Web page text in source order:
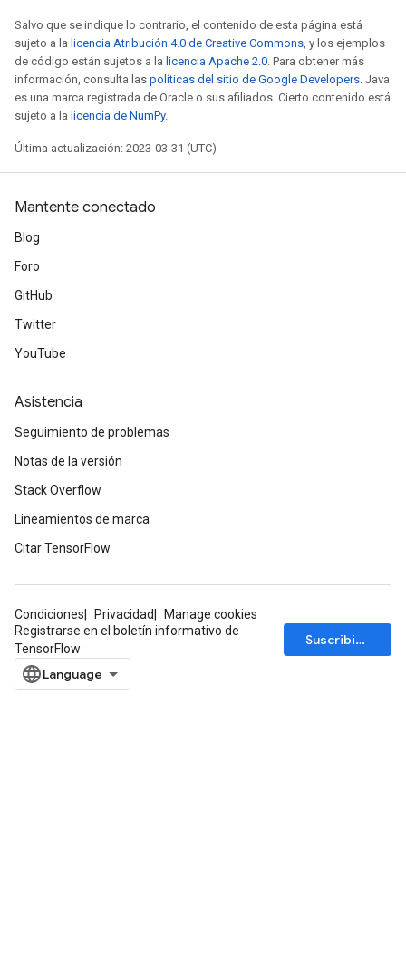
Salvo que se indique lo contrario, el contenido de esta página está
sujeto a la licencia Atribución 4.0 de Creative Commons, y los ejemplos
de código están sujetos a la licencia Apache 2.0. Para obtener más
información, consulta las políticas del sitio de Google Developers. Java
es una marca registrada de Oracle o sus afiliados. Cierto contenido está
sujeto a la licencia de NumPy.
Última actualización: 2023-03-31 (UTC)
Mantente conectado
Blog
Foro
GitHub
Twitter
YouTube
Asistencia
Seguimiento de problemas
Notas de la versión
Stack Overflow
Lineamientos de marca
Citar TensorFlow
Condiciones Privacidad
Manage cookies
Registrarse en el boletín informativo de
TensorFlow
Suscribirse